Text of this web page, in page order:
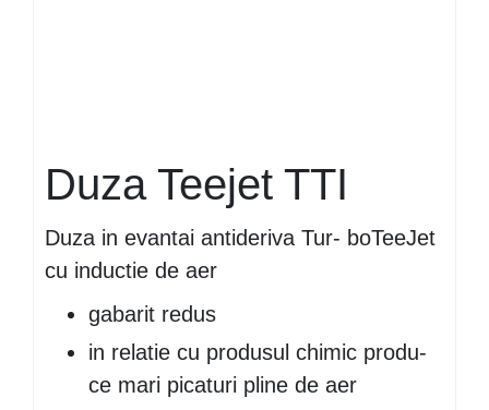
Duza Teejet TTI
Duza in evantai antideriva Tur- boTeeJet
cu inductie de aer
gabarit redus
in relatie cu produsul chimic produ-
ce mari picaturi pline de aer